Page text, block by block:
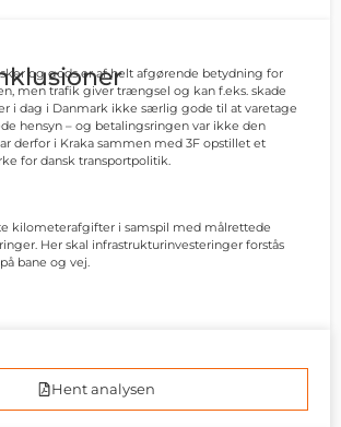
og gods er af helt afgørende betydning for
men trafik giver trængsel og kan f.eks. skade
i dag i Danmark ikke særlig gode til at varetage
hensyn – og betalingsringen var ikke den
derfor i Kraka sammen med 3F opstillet et
for dansk transportpolitik.
kilometerafgifter i samspil med målrettede
Her skal infrastrukturinvesteringer forstås
bane og vej.
Hent analysen